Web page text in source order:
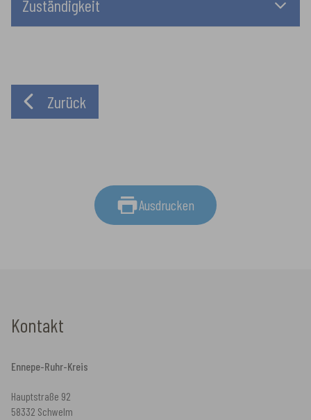
Zuständigkeit
Zurück
Ausdrucken
Kontakt
Ennepe-Ruhr-Kreis
Hauptstraße 92
58332 Schwelm